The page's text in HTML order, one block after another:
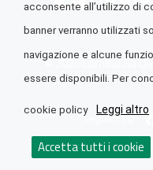
© 2026 Lombardia
Seguici su
acconsente all’utilizzo di
banner verranno utilizzati
navigazione e alcune
essere disponibili. Per
cookie policy Leggi altro
Accetta tutti i cookie